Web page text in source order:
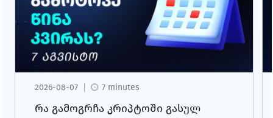
2026-08-07 7 minutes
რა გამოგრჩა კრიპტოში გასულ